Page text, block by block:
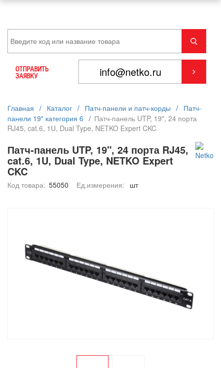
ОТПРАВИТЬ
ЗАЯВКУ
Главная / Каталог / Патч-панели и патч-корды / Патч-
панели 19" категория 6 / Патч-панель UTP, 19", 24 порта
RJ45, cat.6, 1U, Dual Type, NETKO Expert CKC
Патч-панель UTP, 19", 24 порта RJ45,
cat.6, 1U, Dual Type, NETKO Expert
CKC
Код товара: 55050 Ед.измерения: шт